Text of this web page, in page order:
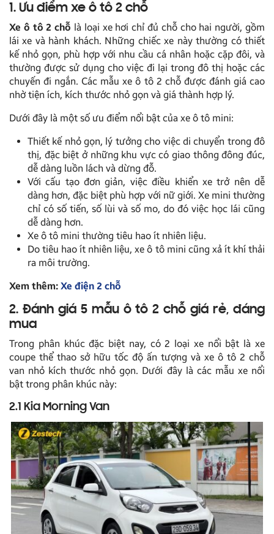
1. Ưu điểm xe ô tô 2 chỗ
Xe ô tô 2 chỗ là loại xe hơi chỉ đủ chỗ cho hai người, gồm
lái xe và hành khách. Những chiếc xe này thường có thiết
kế nhỏ gọn, phù hợp với nhu cầu cá nhân hoặc cặp đôi, và
thường được sử dụng cho việc đi lại trong đô thị hoặc các
chuyến đi ngắn. Các mẫu xe ô tô 2 chỗ được đánh giá cao
nhờ tiện ích, kích thước nhỏ gọn và giá thành hợp lý.
Dưới đây là một số ưu điểm nổi bật của xe ô tô mini:
Thiết kế nhỏ gọn, lý tưởng cho việc di chuyển trong đô
thị, đặc biệt ở những khu vực có giao thông đông đúc,
dễ dàng luồn lách và dừng đỗ.
Với cấu tạo đơn giản, việc điều khiển xe trở nên dễ
dàng hơn, đặc biệt phù hợp với nữ giới. Xe mini thường
chỉ có số tiến, số lùi và số mo, do đó việc học lái cũng
dễ dàng hơn.
Xe ô tô mini thường tiêu hao ít nhiên liệu.
Do tiêu hao ít nhiên liệu, xe ô tô mini cũng xả ít khí thải
ra môi trường.
Xem thêm: Xe điện 2 chỗ
2. Đánh giá 5 mẫu ô tô 2 chỗ giá rẻ, đáng
mua
Trong phân khúc đặc biệt nay, có 2 loại xe nổi bật là xe
coupe thể thao sở hữu tốc độ ấn tượng và xe ô tô 2 chỗ
van nhỏ kích thước nhỏ gọn. Dưới đây là các mẫu xe nổi
bật trong phân khúc này:
2.1 Kia Morning Van